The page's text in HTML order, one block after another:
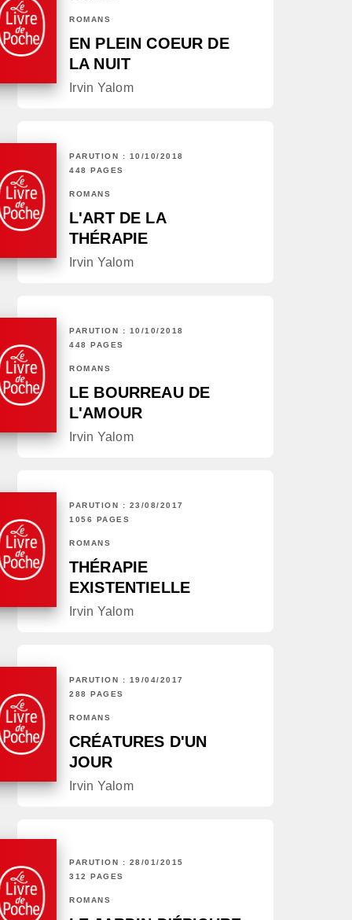
ROMANS
EN PLEIN COEUR DE
LA NUIT
Irvin Yalom
PARUTION : 10/10/2018
448 PAGES
ROMANS
L'ART DE LA
THÉRAPIE
Irvin Yalom
PARUTION : 10/10/2018
448 PAGES
ROMANS
LE BOURREAU DE
L'AMOUR
Irvin Yalom
PARUTION : 23/08/2017
1056 PAGES
ROMANS
THÉRAPIE
EXISTENTIELLE
Irvin Yalom
PARUTION : 19/04/2017
288 PAGES
ROMANS
CRÉATURES D'UN
JOUR
Irvin Yalom
PARUTION : 28/01/2015
312 PAGES
ROMANS